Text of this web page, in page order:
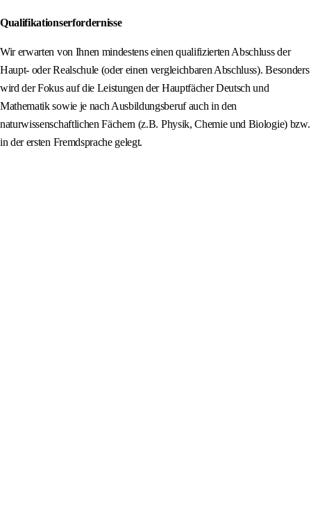
Qualifikationserfordernisse
Wir erwarten von Ihnen mindestens einen qualifizierten Abschluss der
Haupt- oder Realschule (oder einen vergleichbaren Abschluss). Besonders
wird der Fokus auf die Leistungen der Hauptfächer Deutsch und
Mathematik sowie je nach Ausbildungsberuf auch in den
naturwissenschaftlichen Fächern (z.B. Physik, Chemie und Biologie) bzw.
in der ersten Fremdsprache gelegt.